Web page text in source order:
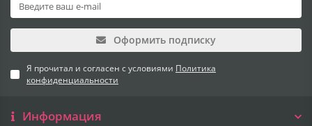
Оформить подписку
Я прочитал и согласен с условиями Политика
конфиденциальности
Информация